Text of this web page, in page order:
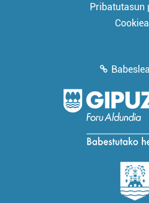
Pribatutasun